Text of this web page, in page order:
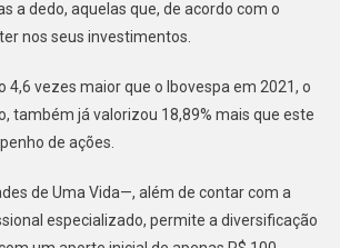
a dedo, aquelas que, de acordo com o
nos seus investimentos.
4,6 vezes maior que o Ibovespa em 2021, o
também já valorizou 18,89% mais que este
de ações.
de Uma Vida—, além de contar com a
especializado, permite a diversificação